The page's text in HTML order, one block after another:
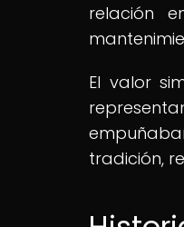
relación
El valor
tradición,